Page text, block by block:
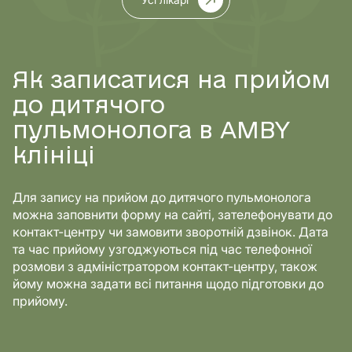
Як записатися на прийом
до дитячого
пульмонолога в AMBY
клініці
Для запису на прийом до дитячого пульмонолога
можна заповнити форму на сайті, зателефонувати до
контакт-центру чи замовити зворотній дзвінок. Дата
та час прийому узгоджуються під час телефонної
розмови з адміністратором контакт-центру, також
йому можна задати всі питання щодо підготовки до
прийому.